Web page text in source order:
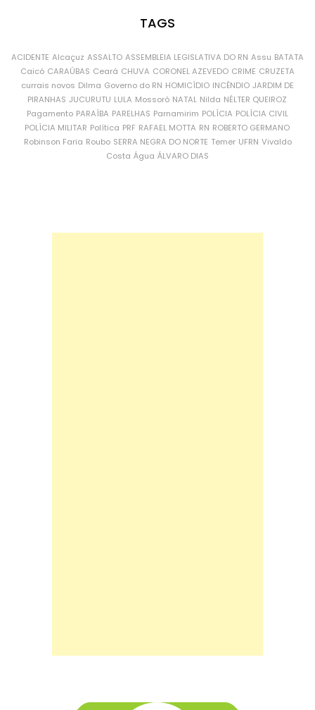
TAGS
ACIDENTE Alcaçuz ASSALTO ASSEMBLEIA LEGISLATIVA DO RN Assu BATATA
Caicó CARAÚBAS Ceará CHUVA CORONEL AZEVEDO CRIME CRUZETA
currais novos Dilma Governo do RN HOMICÍDIO INCÊNDIO JARDIM DE
PIRANHAS JUCURUTU LULA Mossoró NATAL Nilda NÉLTER QUEIROZ
Pagamento PARAÍBA PARELHAS Parnamirim POLÍCIA POLÍCIA CIVIL
POLÍCIA MILITAR Política PRF RAFAEL MOTTA RN ROBERTO GERMANO
Robinson Faria Roubo SERRA NEGRA DO NORTE Temer UFRN Vivaldo
Costa Água ÁLVARO DIAS